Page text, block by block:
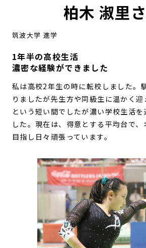
柏木 淑里
筑波大学 進学
1年半の高校生活
濃密な経験ができました
私は高校2年生の時に転校しました。
りましたが先生方や同級生に温かく
という短い間でしたが濃い学校生活
した。現在は、得意とする平均台で
目指し日々頑張っています。